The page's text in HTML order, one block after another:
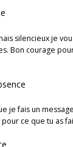
silencieux je
Bon courage
je fais un
pour ce que tu as